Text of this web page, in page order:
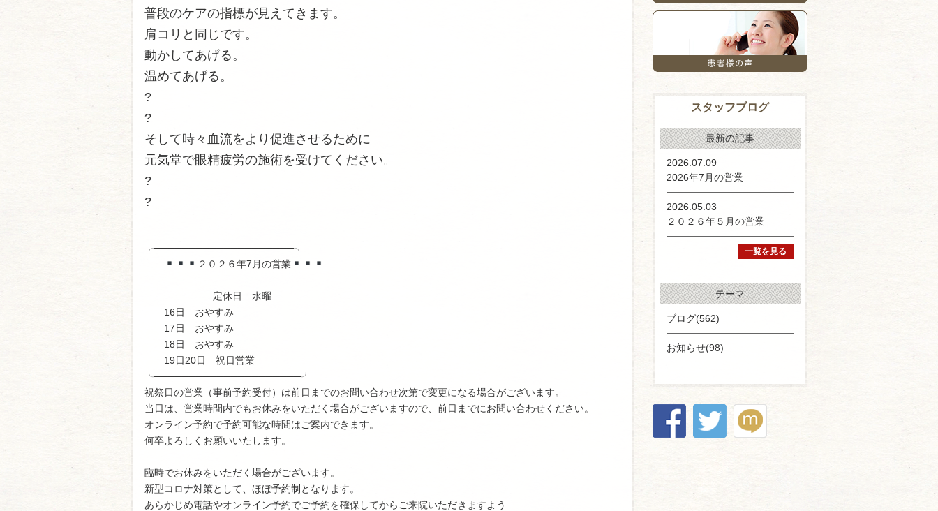
普段のケアの指標が見えてきます。
肩コリと同じです。
動かしてあげる。
温めてあげる。
?
?
そして時々血流をより促進させるために
元気堂で眼精疲労の施術を受けてください。
?
?
╭────────────────────╮
２０２６年7月の営業
定休日 水曜
16日 おやすみ
17日 おやすみ
18日 おやすみ
19日20日 祝日営業
╰─────────────────────╯
祝祭日の営業（事前予約受付）は前日までのお問い合わせ次第で変更になる場合がございます。
当日は、営業時間内でもお休みをいただく場合がございますので、前日までにお問い合わせください。
オンライン予約で予約可能な時間はご案内できます。
何卒よろしくお願いいたします。
臨時でお休みをいただく場合がございます。
新型コロナ対策として、ほぼ予約制となります。
あらかじめ電話やオンライン予約でご予約を確保してからご来院いただきますよう
スタッフブログ
最新の記事
2026.07.09
2026年7月の営業
2026.05.03
２０２６年５月の営業
一覧を見る
テーマ
ブログ(562)
お知らせ(98)